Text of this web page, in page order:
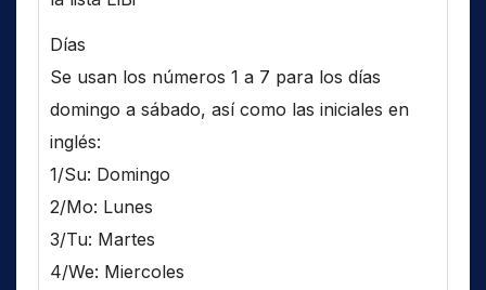
Días
Se usan los números 1 a 7 para los días
domingo a sábado, así como las iniciales en
inglés:
1/Su: Domingo
2/Mo: Lunes
3/Tu: Martes
4/We: Miercoles